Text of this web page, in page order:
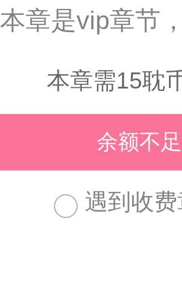
本章是vip章节
本章需15耽
余额不
遇到收